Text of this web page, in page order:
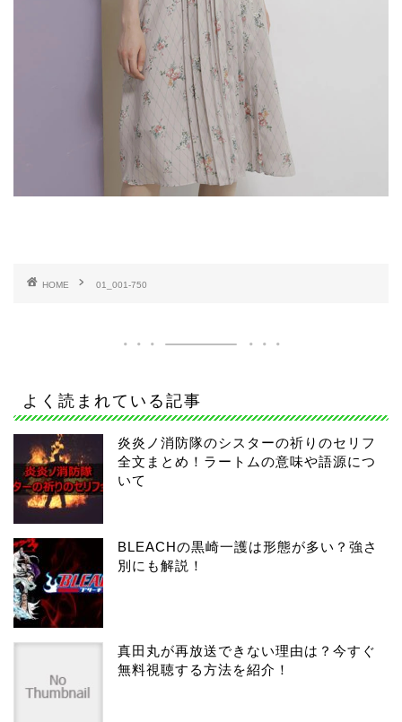
HOME 01_001-750
よく読まれている記事
炎炎ノ消防隊のシスターの祈りのセリフ
全文まとめ！ラートムの意味や語源につ
いて
BLEACHの黒崎一護は形態が多い？強さ
別にも解説！
真田丸が再放送できない理由は？今すぐ
無料視聴する方法を紹介！